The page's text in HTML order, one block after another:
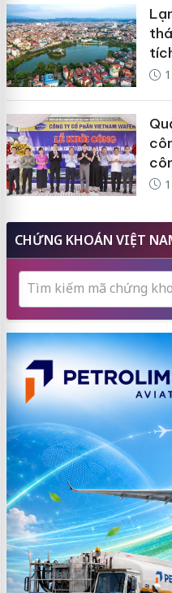
CHỨNG KHOÁN VIỆT
Tìm kiếm mã chứng